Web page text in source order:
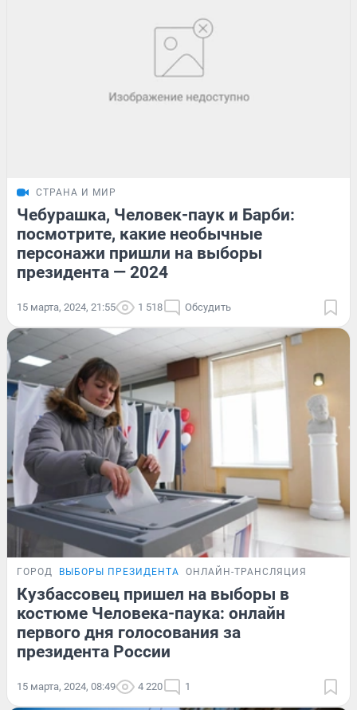
СТРАНА И МИР
Чебурашка, Человек-паук и Барби:
посмотрите, какие необычные
персонажи пришли на выборы
президента — 2024
15 марта, 2024, 21:55 1 518 Обсудить
ГОРОД ВЫБОРЫ ПРЕЗИДЕНТА ОНЛАЙН-ТРАНСЛЯЦИЯ
Кузбассовец пришел на выборы в
костюме Человека-паука: онлайн
первого дня голосования за
президента России
15 марта, 2024, 08:49 4 220 1